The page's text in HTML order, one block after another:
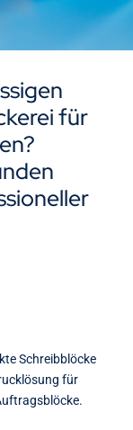
für
Schreibblöcke
für